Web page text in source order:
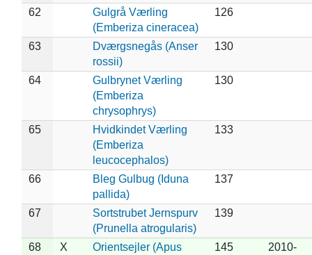
62
Gulgrå Værling
(Emberiza cineracea)
126
63
Dværgsnegås (Anser
rossii)
130
64
Gulbrynet Værling
(Emberiza
chrysophrys)
130
65
Hvidkindet Værling
(Emberiza
leucocephalos)
133
66
Bleg Gulbug (Iduna
pallida)
137
67
Sortstrubet Jernspurv
(Prunella atrogularis)
139
68 X
Orientsejler (Apus
145
2010-